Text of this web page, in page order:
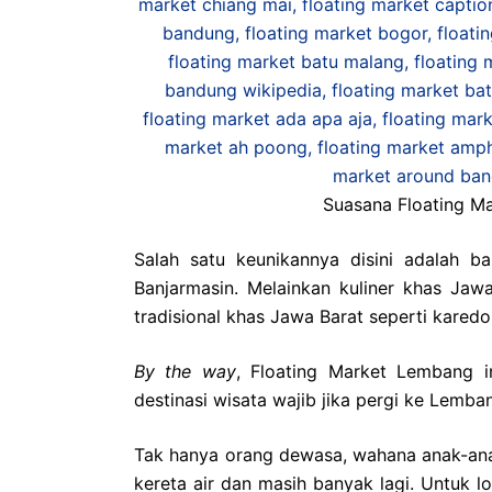
Suasana Floating
Salah satu keunikannya disini adalah
Banjarmasin. Melainkan kuliner khas
tradisional khas Jawa Barat seperti
By the way, Floating Market Lembang
destinasi wisata wajib jika pergi ke
Tak hanya orang dewasa, wahana anak-
kereta air dan masih banyak lagi. Untuk